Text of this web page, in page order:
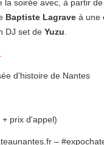
la soirée avec, à partir
Baptiste Lagrave à une
DJ set de Yuzu
d'histoire de Nantes
prix d'appel)
–